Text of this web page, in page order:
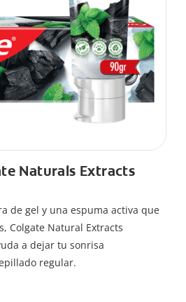
Naturals Extracts
de gel y una espuma activa que
Colgate Natural Extracts
a dejar tu sonrisa
regular.